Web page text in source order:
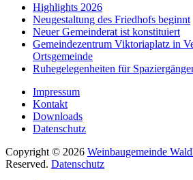
Highlights 2026
Neugestaltung des Friedhofs beginnt
Neuer Gemeinderat ist konstituiert
Gemeindezentrum Viktoriaplatz in
Ortsgemeinde
Ruhegelegenheiten für
Impressum
Kontakt
Downloads
Datenschutz
Copyright © 2026 Weinbaugemeinde
Reserved. Datenschutz